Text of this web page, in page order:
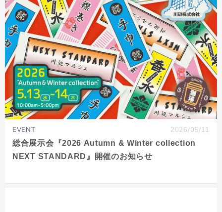
EVENT 2026/05/11
総合展示会『2026 Autumn & Winter collection
NEXT STANDARD』開催のお知らせ